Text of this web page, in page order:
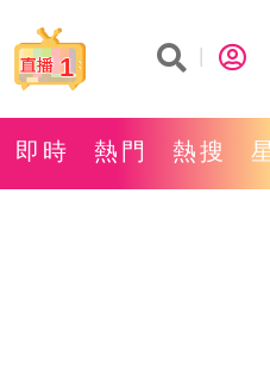
1
即時 熱門 熱搜